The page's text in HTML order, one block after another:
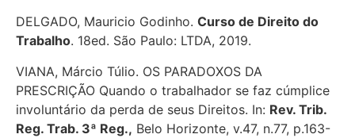
DELGADO, Mauricio Godinho. Curso de Direito do
Trabalho. 18ed. São Paulo: LTDA, 2019.
VIANA, Márcio Túlio. OS PARADOXOS DA
PRESCRIÇÃO Quando o trabalhador se faz cúmplice
involuntário da perda de seus Direitos. In: Rev. Trib.
Reg. Trab. 3ª Reg., Belo Horizonte, v.47, n.77, p.163-